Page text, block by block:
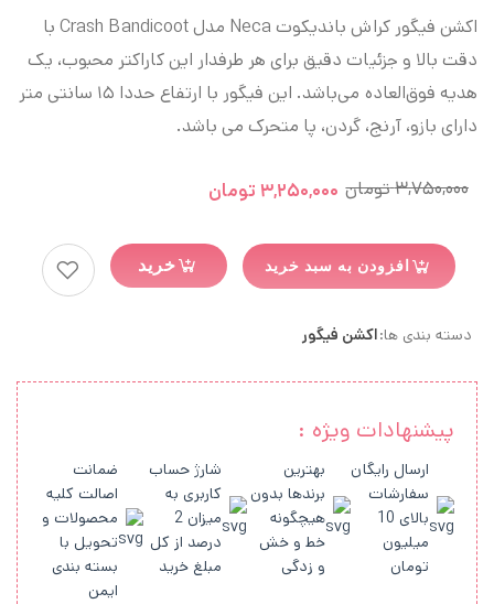
اکشن فیگور کراش باندیکوت Neca مدل Crash Bandicoot با
دقت بالا و جزئیات دقیق برای هر طرفدار این کاراکتر محبوب، یک
هدیه فوق‌العاده می‌باشد. این فیگور با ارتفاع حددا ۱۵ سانتی متر
دارای بازو، آرنج، گردن، پا متحرک می باشد.
۳,۷۵۰,۰۰۰تومان ۳,۲۵۰,۰۰۰ تومان
افزودن به سبد خرید خرید
دسته بندی ها:اکشن فیگور
پیشنهادات ویژه :
ارسال رایگان
سفارشات
بالای 10
میلیون
تومان
بهترین
برندها بدون
هیچگونه
خط و خش
و زدگی
شارژ حساب
کاربری به
میزان 2
درصد از کل
مبلغ خرید
ضمانت
اصالت کلیه
محصولات و
تحویل با
بسته بندی
ایمن